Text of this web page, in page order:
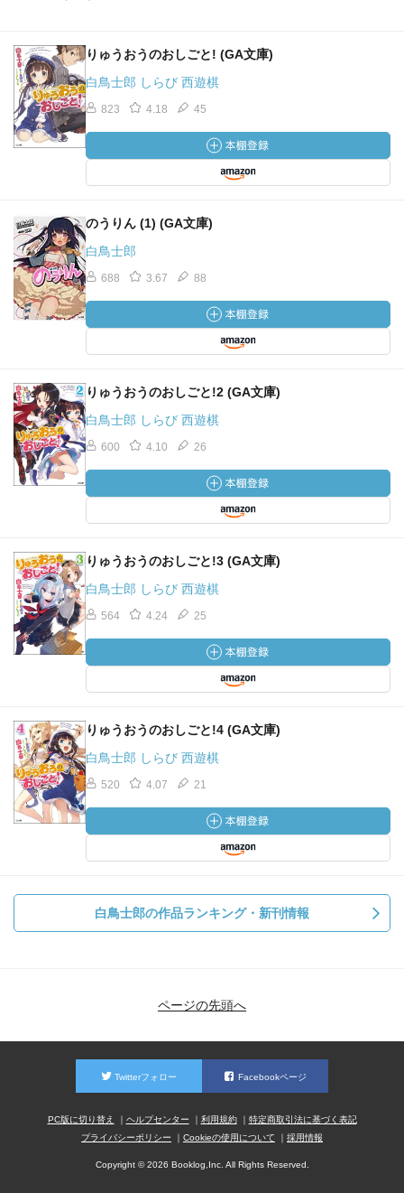
りゅうおうのおしごと! (GA文庫)
白鳥士郎 しらび 西遊棋
823 4.18 45
のうりん (1) (GA文庫)
白鳥士郎
688 3.67 88
りゅうおうのおしごと!2 (GA文庫)
白鳥士郎 しらび 西遊棋
600 4.10 26
りゅうおうのおしごと!3 (GA文庫)
白鳥士郎 しらび 西遊棋
564 4.24 25
りゅうおうのおしごと!4 (GA文庫)
白鳥士郎 しらび 西遊棋
520 4.07 21
白鳥士郎の作品ランキング・新刊情報
ページの先頭へ
Twitterフォロー Facebookページ
PC版に切り替え ヘルプセンター 利用規約
特定商取引法に基づく表記
プライバシーポリシー
Cookieの使用について 採用情報
Copyright © 2026 Booklog,Inc. All Rights Reserved.